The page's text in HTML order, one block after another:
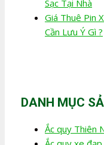
Sạc Tại Nhà
Giá Thuê Pin
Cần Lưu Ý Gì ?
DANH MỤC
Ắc quy Thiên